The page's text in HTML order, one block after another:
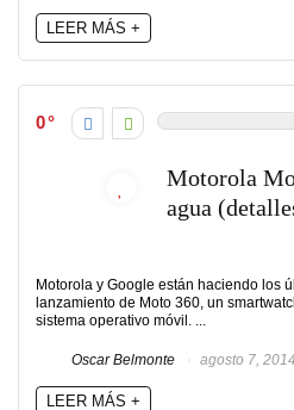
LEER MÁS +
0
Motorola
agua
Motorola y Google están haciendo los
lanzamiento de Moto 360, un
sistema operativo móvil. ...
Oscar Belmonte agosto 7, 2014
LEER MÁS +